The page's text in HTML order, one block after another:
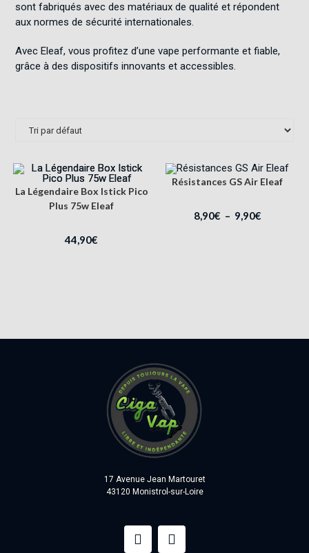
sont fabriqués avec des matériaux de qualité et répondent
aux normes de sécurité internationales.
Avec Eleaf, vous profitez d’une vape performante et fiable,
grâce à des dispositifs innovants et accessibles.
La Légendaire Box Istick Pico
Plus 75w Eleaf
44,90€
Résistances GS Air Eleaf
8,90€ – 9,90€
17 Avenue Jean Martouret
43120 Monistrol-sur-Loire